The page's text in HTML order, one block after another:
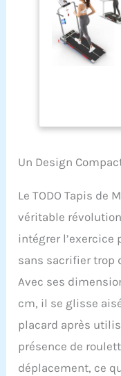
Un Design
Le TODO Tapis de
véritable
intégrer l’exercice
sans sacrifier trop
Avec ses
cm, il se glisse
placard après
présence de
déplacement, ce